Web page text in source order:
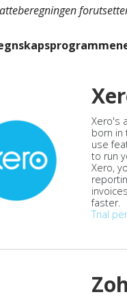
Xero's
born in
use
to run
Xero,
faster.
Trial